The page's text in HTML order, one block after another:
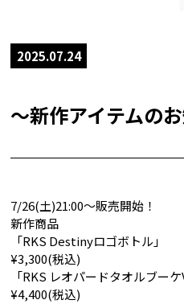
2025.07.24
〜新作アイテムの
7/26(土)21:00〜販売開始！
新作商品
「RKS Destinyロゴボトル」
¥3,300(税込)
「RKS レオパードタオルブーケ
¥4,400(税込)